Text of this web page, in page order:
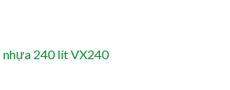
nhựa 240 lít VX240